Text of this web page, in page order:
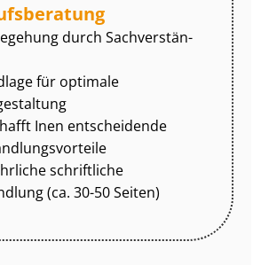
durch Sach­ver­stän­
für optimale
Inen entscheidende
schriftliche
(ca. 30-50 Seiten)